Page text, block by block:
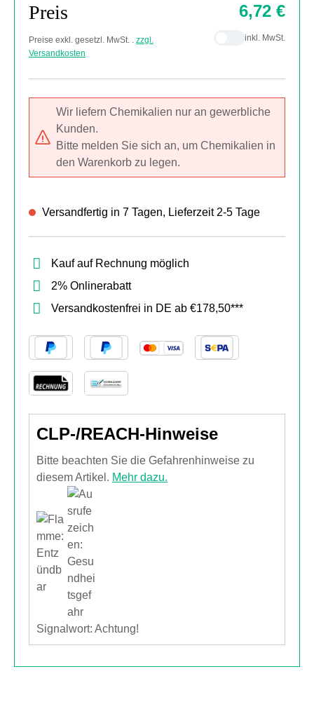
Preis
Preise exkl. gesetzl. MwSt. . zzgl.
Versandkosten
6,72 €
inkl. MwSt.
Wir liefern Chemikalien nur an gewerbliche
Kunden.
Bitte melden Sie sich an, um Chemikalien in
den Warenkorb zu legen.
Versandfertig in 7 Tagen, Lieferzeit 2-5 Tage
Kauf auf Rechnung möglich
2% Onlinerabatt
Versandkostenfrei in DE ab €178,50***
CLP-/REACH-Hinweise
Bitte beachten Sie die Gefahrenhinweise zu
diesem Artikel. Mehr dazu.
Signalwort: Achtung!